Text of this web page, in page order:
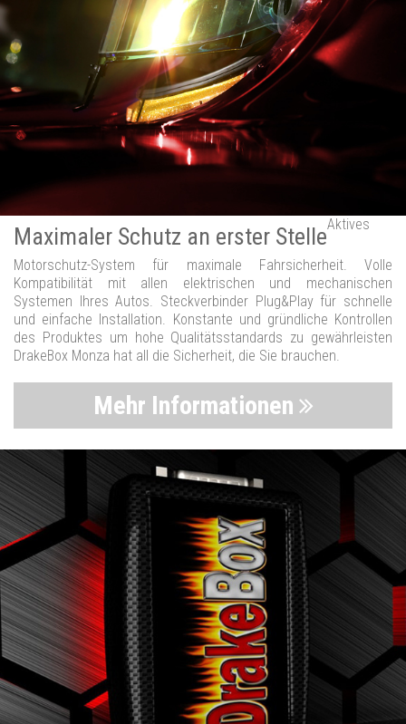
Maximaler Schutz an erster StelleAktives
Motorschutz-System für maximale Fahrsicherheit. Volle
Kompatibilität mit allen elektrischen und mechanischen
Systemen Ihres Autos. Steckverbinder Plug&Play für schnelle
und einfache Installation. Konstante und gründliche Kontrollen
des Produktes um hohe Qualitätsstandards zu gewährleisten
DrakeBox Monza hat all die Sicherheit, die Sie brauchen.
Mehr Informationen